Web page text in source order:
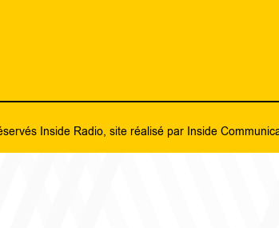
Inside Radio, site réalisé par Inside